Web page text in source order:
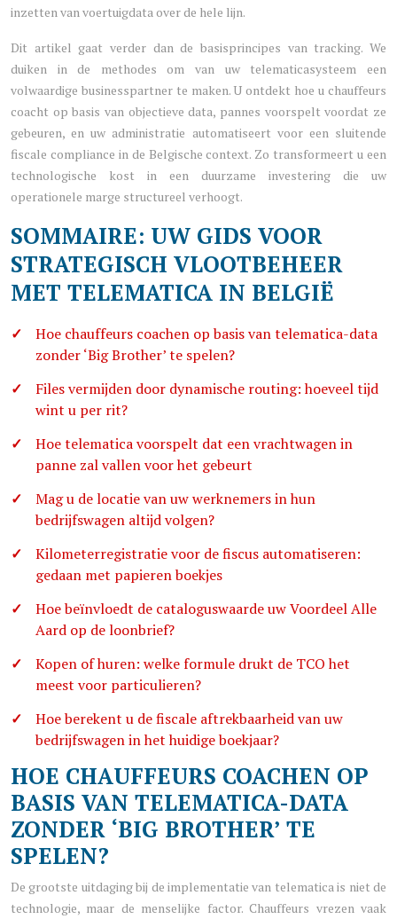
inzetten van voertuigdata over de hele lijn.
Dit artikel gaat verder dan de basisprincipes van tracking. We
duiken in de methodes om van uw telematicasysteem een
volwaardige businesspartner te maken. U ontdekt hoe u chauffeurs
coacht op basis van objectieve data, pannes voorspelt voordat ze
gebeuren, en uw administratie automatiseert voor een sluitende
fiscale compliance in de Belgische context. Zo transformeert u een
technologische kost in een duurzame investering die uw
operationele marge structureel verhoogt.
SOMMAIRE: UW GIDS VOOR
STRATEGISCH VLOOTBEHEER
MET TELEMATICA IN BELGIË
Hoe chauffeurs coachen op basis van telematica-data
zonder ‘Big Brother’ te spelen?
Files vermijden door dynamische routing: hoeveel tijd
wint u per rit?
Hoe telematica voorspelt dat een vrachtwagen in
panne zal vallen voor het gebeurt
Mag u de locatie van uw werknemers in hun
bedrijfswagen altijd volgen?
Kilometerregistratie voor de fiscus automatiseren:
gedaan met papieren boekjes
Hoe beïnvloedt de cataloguswaarde uw Voordeel Alle
Aard op de loonbrief?
Kopen of huren: welke formule drukt de TCO het
meest voor particulieren?
Hoe berekent u de fiscale aftrekbaarheid van uw
bedrijfswagen in het huidige boekjaar?
HOE CHAUFFEURS COACHEN OP
BASIS VAN TELEMATICA-DATA
ZONDER ‘BIG BROTHER’ TE
SPELEN?
De grootste uitdaging bij de implementatie van telematica is niet de
technologie, maar de menselijke factor. Chauffeurs vrezen vaak